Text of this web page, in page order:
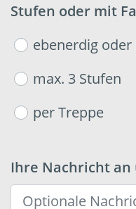
Stufen oder mit
ebenerdig
max. 3 Stufen
per Treppe
Ihre Nachricht an